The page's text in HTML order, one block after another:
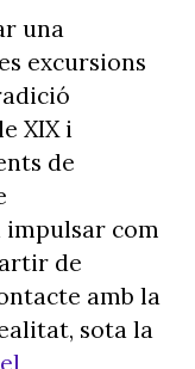
una
excursions
XIX i
de
impulsar com
de
amb la
sota la
el